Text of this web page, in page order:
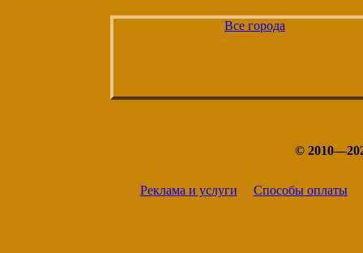
Все города
©
Реклама и услуги Способы оплаты